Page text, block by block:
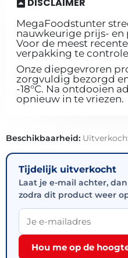
DISCLAIMER
MegaFoodstunter
nauwkeurige prijs-
Voor de meest
verpakking te
Onze diepgevroren
zorgvuldig bezorgd
-18°C. Na ontdooien
opnieuw in te vriezen.
Beschikbaarheid:
Tijdelijk uitverkocht
Laat je e-mail achter,
zodra dit product weer
Hou me op de